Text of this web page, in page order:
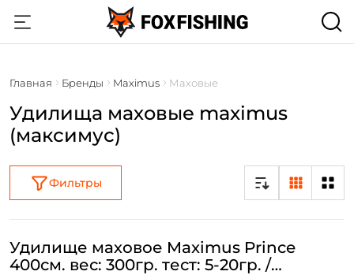
Главная Бренды Maximus Маховые
Удилища маховые maximus
(максимус)
Фильтры
Удилище маховое Maximus Prince
400см. вес: 300гр. тест: 5-20гр. /